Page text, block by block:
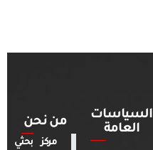
السياسات
العامة
من نحن
مركز بحثي